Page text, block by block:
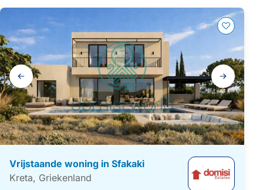
Galerij
navigatie
Vrijstaande woning in Sfakaki
Kreta, Griekenland